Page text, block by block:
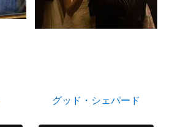
グッド・シェパード